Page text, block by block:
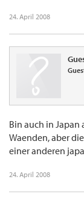
24. April 2008
Bin auch in
Waenden, aber
einer anderen
24. April 2008